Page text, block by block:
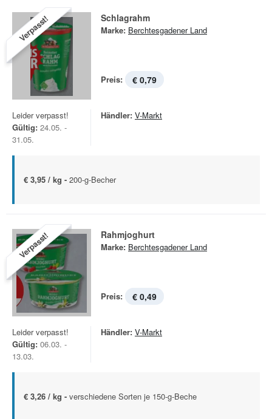
Verpasst! Schlagrahm
Marke: Berchtesgadener Land
Preis: € 0,79
Leider verpasst!
Gültig: 24.05. -
31.05.
Händler: V-Markt
€ 3,95 / kg - 200-g-Becher
Verpasst! Rahmjoghurt
Marke: Berchtesgadener Land
Preis: € 0,49
Leider verpasst!
Gültig: 06.03. -
13.03.
Händler: V-Markt
€ 3,26 / kg - verschiedene Sorten je 150-g-Beche